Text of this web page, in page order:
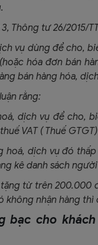
Thông tư 26/2015/
vụ dùng để cho,
hóa đơn bán
bán hàng hóa,
rằng:
dịch vụ để cho,
VAT ( Thuế
hoá, dịch vụ đó
kê danh sách
từ trên 200.000
không nhận hàng
bạc cho